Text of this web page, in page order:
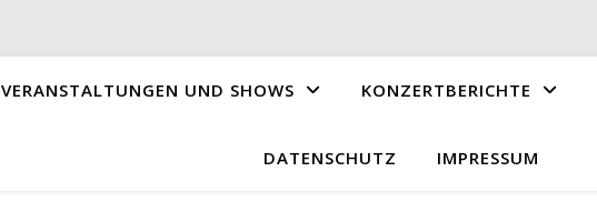
VERANSTALTUNGEN UND SHOWS KONZERTBERICHTE
DATENSCHUTZ IMPRESSUM